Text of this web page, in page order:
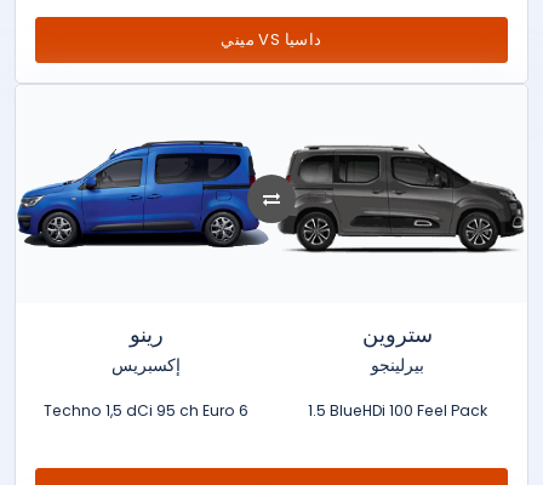
ميني VS داسيا
رينو
إكسبريس
Techno 1,5 dCi 95 ch Euro 6
ستروين
بيرلينجو
1.5 BlueHDi 100 Feel Pack